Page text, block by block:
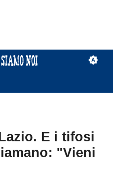
E i tifosi
"Vieni